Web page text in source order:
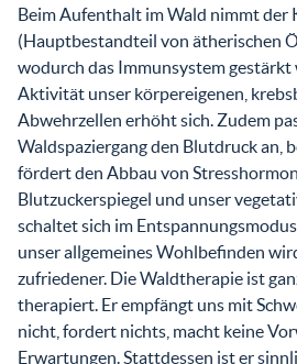
Beim Aufenthalt im Wald nimmt der
(Hauptbestandteil von ätherischen
wodurch das Immunsystem gestärkt
Aktivität unser körpereigenen,
Abwehrzellen erhöht sich. Zudem
Waldspaziergang den Blutdruck an,
fördert den Abbau von
Blutzuckerspiegel und unser
schaltet sich im
unser allgemeines Wohlbefinden
zufriedener. Die Waldtherapie ist
therapiert. Er empfängt uns mit
nicht, fordert nichts, macht keine
Erwartungen. Stattdessen ist er